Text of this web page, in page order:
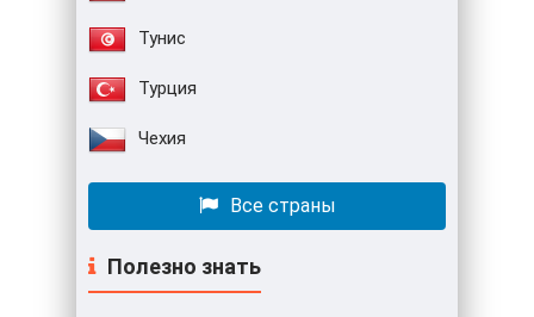
Тунис
Турция
Чехия
Все страны
Полезно знать